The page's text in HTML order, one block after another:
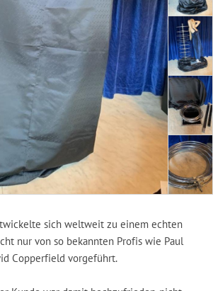
sich weltweit zu einem echten
nur von so bekannten Profis wie Paul
Copperfield vorgeführt.